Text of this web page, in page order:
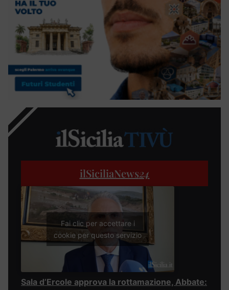
ilSiciliaNews24
Fai clic per accettare i
cookie per questo servizio
Sala d’Ercole approva la rottamazione, Abbate: